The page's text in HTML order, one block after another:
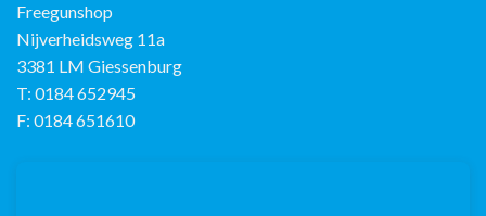
Freegunshop
Nijverheidsweg 11a
3381 LM Giessenburg
T: 0184 652945
F: 0184 651610